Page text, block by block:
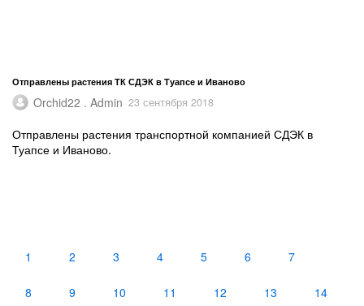
Отправлены растения ТК СДЭК в Туапсе и Иваново
Orchid22 . Admin 23 сентября 2018
Отправлены растения транспортной компанией СДЭК в
Туапсе и Иваново.
1 2 3 4 5 6 7
8 9 10 11 12 13 14